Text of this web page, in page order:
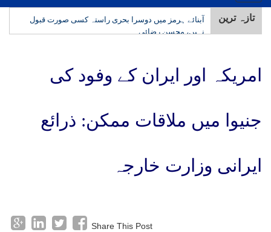
navigation
تازہ ترین
آبنائے ہرمز میں دوسرا بحری راستہ کسی صورت قبول
نہیں، محسن رضائی
امریکہ اور ایران کے وفود کی
جنیوا میں ملاقات ممکن: ذرائع
ایرانی وزارت خارجہ
Share This Post